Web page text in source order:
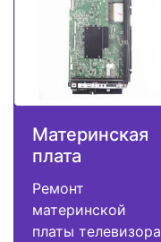
Материнская
плата
Ремонт
материнской
платы телевизора